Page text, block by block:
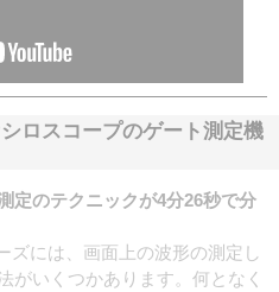
ロスコープのゲート測定機
定のテクニックが4分26秒で分
ズには、画面上の波形の測定し
がいくつかあります。何となく